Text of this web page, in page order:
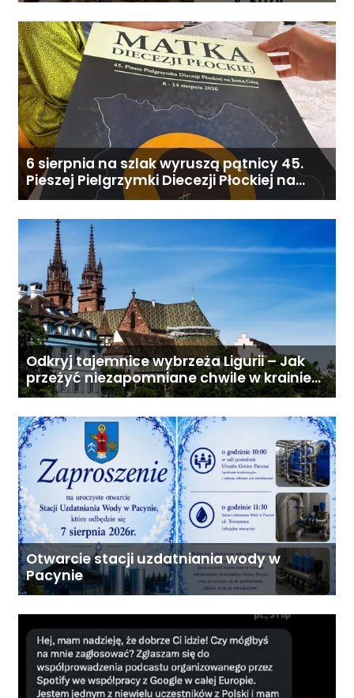
6 sierpnia na szlak wyruszą pątnicy 45.
Pieszej Pielgrzymki Diecezji Płockiej na
Jasną Górę
Odkryj tajemnice wybrzeża Ligurii – Jak
przeżyć niezapomniane chwile w krainie
pesto i słońca
Otwarcie stacji uzdatniania wody w
Pacynie